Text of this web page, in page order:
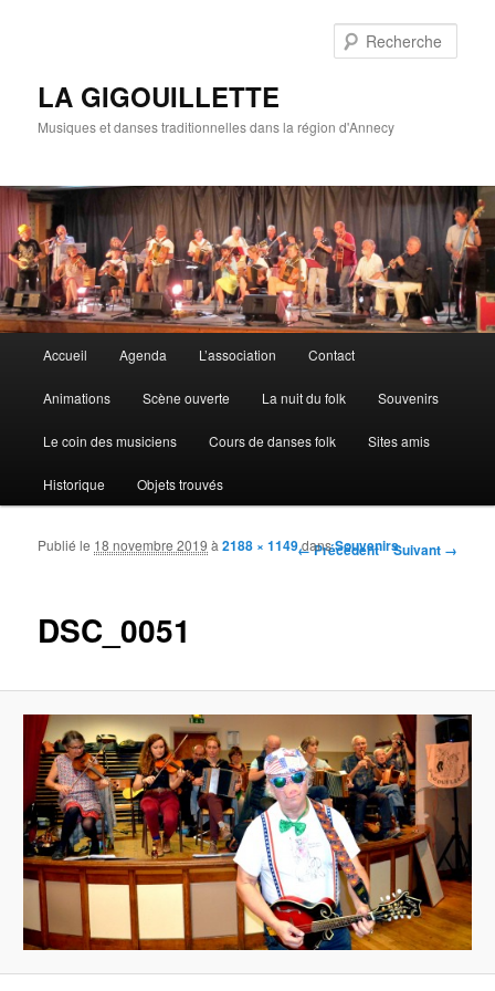
LA GIGOUILLETTE
Musiques et danses traditionnelles dans la région d'Annecy
Aller au contenu principal
Aller au contenu secondaire
Accueil Agenda L’association Contact
Animations Scène ouverte La nuit du folk Souvenirs
Le coin des musiciens Cours de danses folk Sites amis
Historique Objets trouvés
Navigation des images
← Précédent Suivant →
DSC_0051
Publié le 18 novembre 2019 à2188 × 1149dansSouvenirs